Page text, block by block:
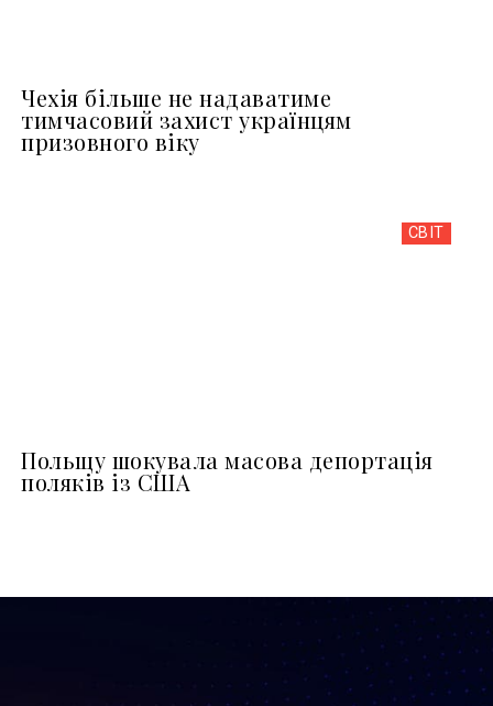
Чехія більше не надаватиме
тимчасовий захист українцям
призовного віку
СВІТ
Польщу шокувала масова депортація
поляків із США